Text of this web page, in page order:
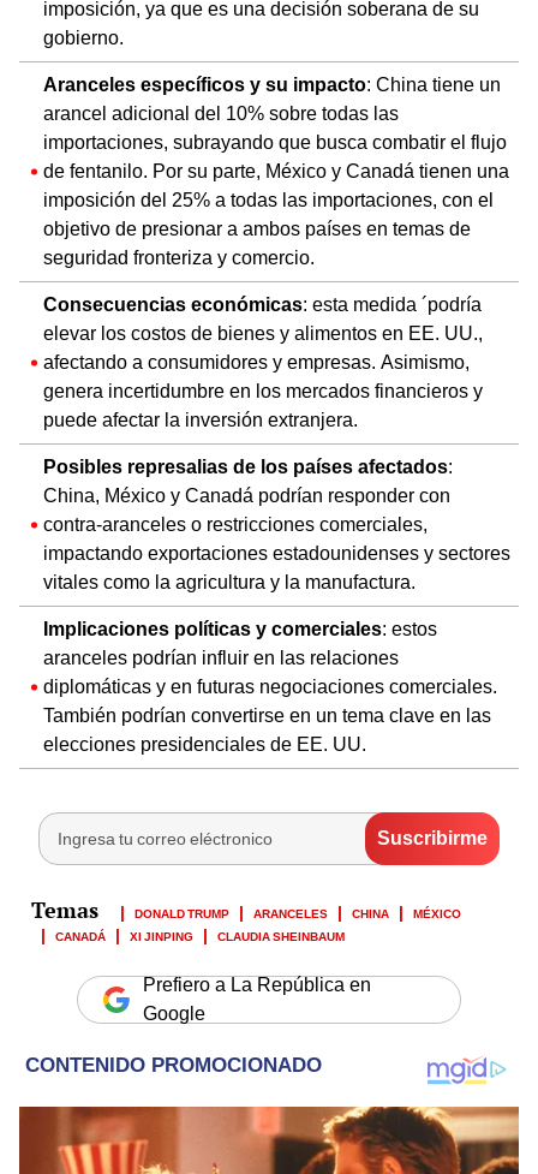
imposición, ya que es una decisión soberana de su
gobierno.
Aranceles específicos y su impacto: China tiene un
arancel adicional del 10% sobre todas las
importaciones, subrayando que busca combatir el flujo
de fentanilo. Por su parte, México y Canadá tienen una
imposición del 25% a todas las importaciones, con el
objetivo de presionar a ambos países en temas de
seguridad fronteriza y comercio.
Consecuencias económicas: esta medida ´podría
elevar los costos de bienes y alimentos en EE. UU.,
afectando a consumidores y empresas. Asimismo,
genera incertidumbre en los mercados financieros y
puede afectar la inversión extranjera.
Posibles represalias de los países afectados:
China, México y Canadá podrían responder con
contra-aranceles o restricciones comerciales,
impactando exportaciones estadounidenses y sectores
vitales como la agricultura y la manufactura.
Implicaciones políticas y comerciales: estos
aranceles podrían influir en las relaciones
diplomáticas y en futuras negociaciones comerciales.
También podrían convertirse en un tema clave en las
elecciones presidenciales de EE. UU.
DONALD TRUMP ARANCELES CHINA
MÉXICO
CANADÁ
XI JINPING CLAUDIA SHEINBAUM
Prefiero a La República en
Google